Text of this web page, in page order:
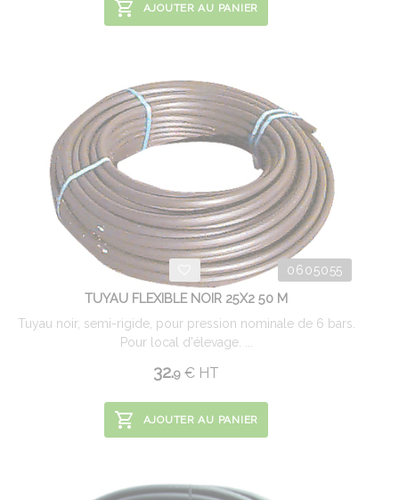
AJOUTER AU PANIER
0605055
TUYAU FLEXIBLE NOIR 25X2 50 M
Tuyau noir, semi-rigide, pour pression nominale de 6 bars.
Pour local d'élevage. ...
32.9 € HT
AJOUTER AU PANIER